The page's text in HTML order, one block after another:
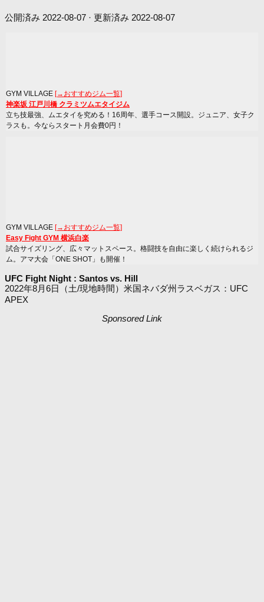
公開済み 2022-08-07 · 更新済み 2022-08-07
GYM VILLAGE [→おすすめジム一覧]
神楽坂 江戸川橋 クラミツムエタイジム
立ち技最強、ムエタイを究める！16周年、選手コース開設。ジュニア、女子ク
ラスも。今ならスタート月会費0円！
GYM VILLAGE [→おすすめジム一覧]
Easy Fight GYM 横浜白楽
試合サイズリング、広々マットスペース。格闘技を自由に楽しく続けられるジ
ム。アマ大会「ONE SHOT」も開催！
UFC Fight Night : Santos vs. Hill
2022年8月6日（土/現地時間）米国ネバダ州ラスベガス：UFC
APEX
Sponsored Link